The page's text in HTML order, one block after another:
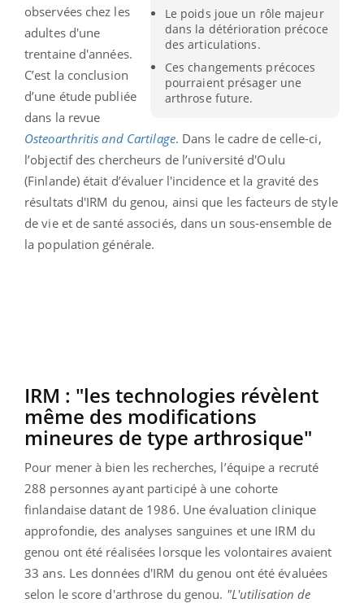
Le poids joue un rôle majeur
dans la détérioration précoce
des articulations.
Ces changements précoces
pourraient présager une
arthrose future.
observées chez les
adultes d'une
trentaine d'années.
C’est la conclusion
d’une étude publiée
dans la revue
Osteoarthritis and Cartilage. Dans le cadre de celle-ci,
l’objectif des chercheurs de l’université d'Oulu
(Finlande) était d’évaluer l'incidence et la gravité des
résultats d'IRM du genou, ainsi que les facteurs de style
de vie et de santé associés, dans un sous-ensemble de
la population générale.
IRM : "les technologies révèlent
même des modifications
mineures de type arthrosique"
Pour mener à bien les recherches, l’équipe a recruté
288 personnes ayant participé à une cohorte
finlandaise datant de 1986. Une évaluation clinique
approfondie, des analyses sanguines et une IRM du
genou ont été réalisées lorsque les volontaires avaient
33 ans. Les données d'IRM du genou ont été évaluées
selon le score d'arthrose du genou. "L'utilisation de